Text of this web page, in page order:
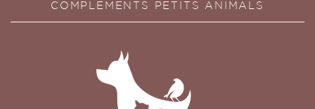
COMPLEMENTS PETITS ANIMALS